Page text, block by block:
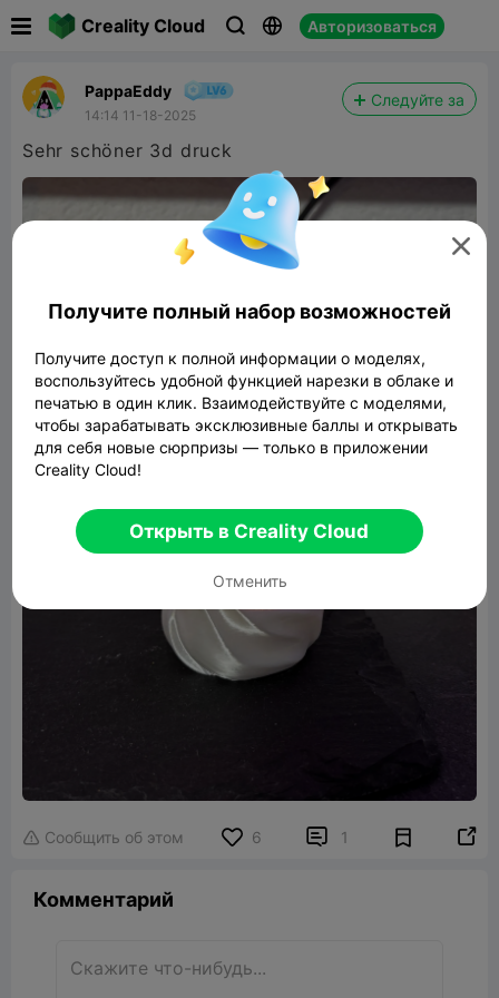
Creality Cloud   Авторизоваться
PappaEddy
14:14 11-18-2025
Следуйте за
Sehr schöner 3d druck
 Сообщить об этом 6  1 
Комментарий

Получите полный набор возможностей
Получите доступ к полной информации о моделях,
воспользуйтесь удобной функцией нарезки в облаке и
печатью в один клик. Взаимодействуйте с моделями,
чтобы зарабатывать эксклюзивные баллы и открывать
для себя новые сюрпризы — только в приложении
Creality Cloud!
Открыть в Creality Cloud
Отменить